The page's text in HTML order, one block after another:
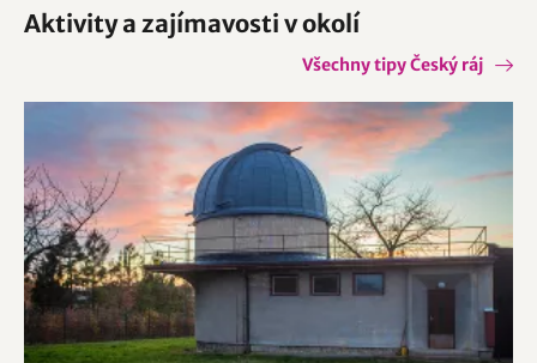
Aktivity a zajímavosti v okolí
Všechny tipy Český ráj